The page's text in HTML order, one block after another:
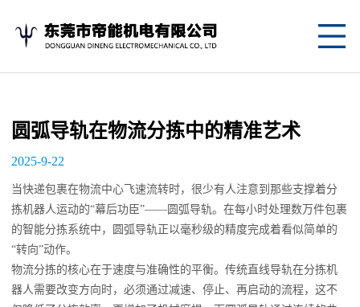
心
案
例
闻
资
讯
联
我
圆弧导轨在物流分拣中的精准艺术
2025-9-22
当快递包裹在物流中心飞速流转时，很少有人注意到那些支撑着分
拣机器人运动的“幕后功臣”——圆弧导轨。在每小时处理数万件包裹
的智能分拣系统中，圆弧导轨正以毫秒级的精度完成着看似简单的
“转向”动作。
物流分拣的核心在于速度与准确性的平衡。传统直线导轨在分拣机
器人需要改变方向时，必须通过减速、停止、再启动的流程，这不